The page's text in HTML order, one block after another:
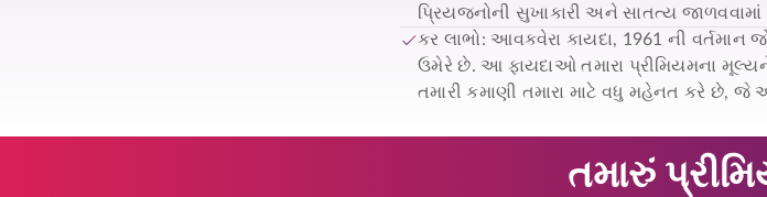
પ્રિયજનોની સુખાકારી અને સાતત્ય
કર લાભો: આવકવેરા કાયદા, 1961 ની
ઉમેરે છે. આ ફાયદાઓ તમારા પ્રીમિયમના
તમારી કમાણી તમારા માટે વધુ મહેનત કરે
તમારું